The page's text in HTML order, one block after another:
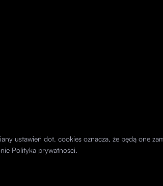
ustawień dot. cookies oznacza, że będą one
Polityka prywatności.